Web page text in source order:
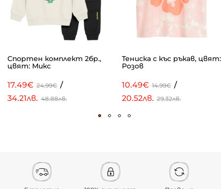
Спортен комплект 2бр.,
цвят: Микс
17.49€ 24.99€ /
34.21лв. 48.88лв.
Тениска с къс ръкав, цвят:
Розов
10.49€ 14.99€ /
20.52лв. 29.32лв.